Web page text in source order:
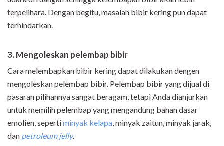
terpelihara. Dengan begitu, masalah bibir kering pun dapat
terhindarkan.
3. Mengoleskan pelembap bibir
Cara melembapkan bibir kering dapat dilakukan dengen
mengoleskan pelembap bibir. Pelembap bibir yang dijual di
pasaran pilihannya sangat beragam, tetapi Anda dianjurkan
untuk memilih pelembap yang mengandung bahan dasar
emolien, sepertiminyak kelapa, minyak zaitun, minyak jarak,
dan petroleum jelly.